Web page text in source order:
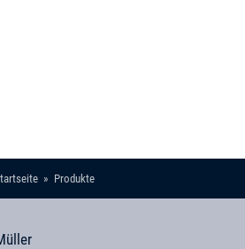
Produkte